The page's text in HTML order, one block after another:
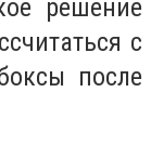
решение
с
после